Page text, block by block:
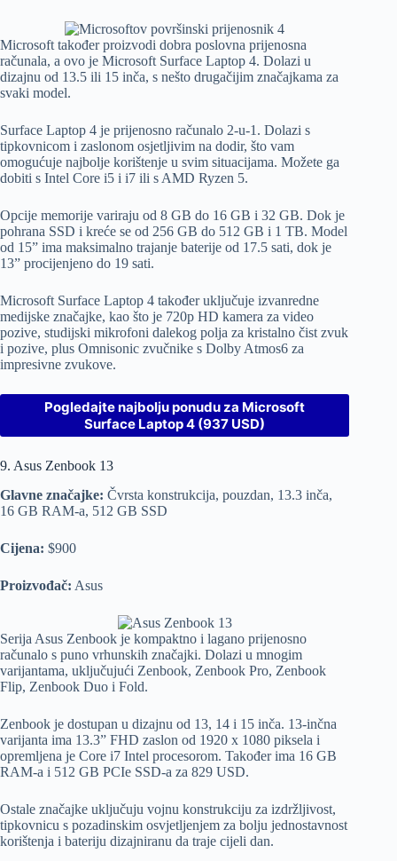
Microsoft također proizvodi dobra poslovna prijenosna
računala, a ovo je Microsoft Surface Laptop 4. Dolazi u
dizajnu od 13.5 ili 15 inča, s nešto drugačijim značajkama za
svaki model.
Surface Laptop 4 je prijenosno računalo 2-u-1. Dolazi s
tipkovnicom i zaslonom osjetljivim na dodir, što vam
omogućuje najbolje korištenje u svim situacijama. Možete ga
dobiti s Intel Core i5 i i7 ili s AMD Ryzen 5.
Opcije memorije variraju od 8 GB do 16 GB i 32 GB. Dok je
pohrana SSD i kreće se od 256 GB do 512 GB i 1 TB. Model
od 15” ima maksimalno trajanje baterije od 17.5 sati, dok je
13” procijenjeno do 19 sati.
Microsoft Surface Laptop 4 također uključuje izvanredne
medijske značajke, kao što je 720p HD kamera za video
pozive, studijski mikrofoni dalekog polja za kristalno čist zvuk
i pozive, plus Omnisonic zvučnike s Dolby Atmos6 za
impresivne zvukove.
Pogledajte najbolju ponudu za Microsoft
Surface Laptop 4 (937 USD)
9. Asus Zenbook 13
Glavne značajke: Čvrsta konstrukcija, pouzdan, 13.3 inča,
16 GB RAM-a, 512 GB SSD
Cijena: $900
Proizvođač: Asus
Serija Asus Zenbook je kompaktno i lagano prijenosno
računalo s puno vrhunskih značajki. Dolazi u mnogim
varijantama, uključujući Zenbook, Zenbook Pro, Zenbook
Flip, Zenbook Duo i Fold.
Zenbook je dostupan u dizajnu od 13, 14 i 15 inča. 13-inčna
varijanta ima 13.3” FHD zaslon od 1920 x 1080 piksela i
opremljena je Core i7 Intel procesorom. Također ima 16 GB
RAM-a i 512 GB PCIe SSD-a za 829 USD.
Ostale značajke uključuju vojnu konstrukciju za izdržljivost,
tipkovnicu s pozadinskim osvjetljenjem za bolju jednostavnost
korištenja i bateriju dizajniranu da traje cijeli dan.